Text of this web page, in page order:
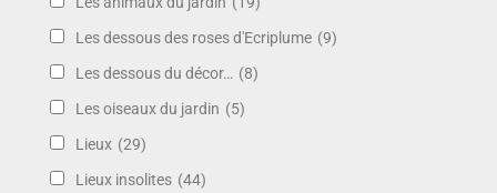
Les dessous des roses d'Ecriplume (9)
Les dessous du décor… (8)
Les oiseaux du jardin (5)
Lieux (29)
Lieux insolites (44)